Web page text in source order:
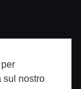
sul nostro